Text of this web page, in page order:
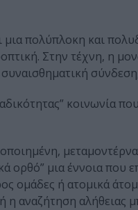
μια πολύπλοκη και
Στην τέχνη, η
κοινωνία
ορθό” μια έννοια
ή ατομικά
αναζήτηση αλήθειας